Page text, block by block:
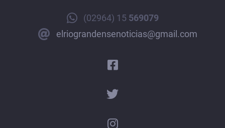
(02964) 15 569079
elriograndensenoticias@gmail.com